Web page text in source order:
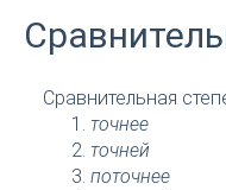
Сравнительная
точнее
точней
поточнее